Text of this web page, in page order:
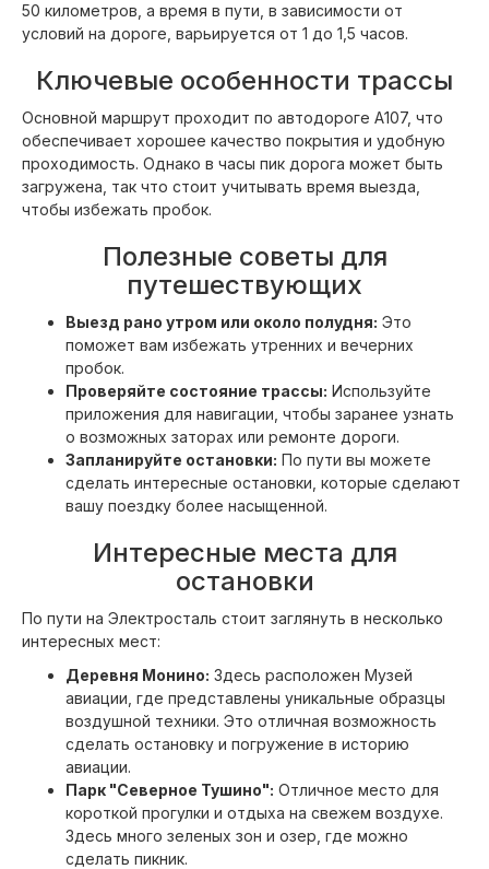
50 километров, а время в пути, в зависимости от
условий на дороге, варьируется от 1 до 1,5 часов.
Ключевые особенности трассы
Основной маршрут проходит по автодороге А107, что
обеспечивает хорошее качество покрытия и удобную
проходимость. Однако в часы пик дорога может быть
загружена, так что стоит учитывать время выезда,
чтобы избежать пробок.
Полезные советы для
путешествующих
Выезд рано утром или около полудня: Это
поможет вам избежать утренних и вечерних
пробок.
Проверяйте состояние трассы: Используйте
приложения для навигации, чтобы заранее узнать
о возможных заторах или ремонте дороги.
Запланируйте остановки: По пути вы можете
сделать интересные остановки, которые сделают
вашу поездку более насыщенной.
Интересные места для
остановки
По пути на Электросталь стоит заглянуть в несколько
интересных мест:
Деревня Монино: Здесь расположен Музей
авиации, где представлены уникальные образцы
воздушной техники. Это отличная возможность
сделать остановку и погружение в историю
авиации.
Парк "Северное Тушино": Отличное место для
короткой прогулки и отдыха на свежем воздухе.
Здесь много зеленых зон и озер, где можно
сделать пикник.